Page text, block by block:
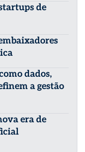
de
dados,
a gestão
era de